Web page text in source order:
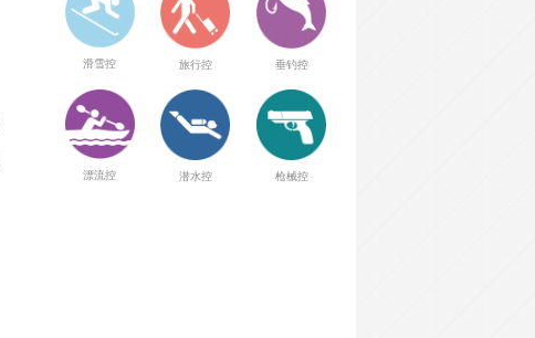
滑雪控 旅行控 垂钓控
漂流控 潜水控 枪械控